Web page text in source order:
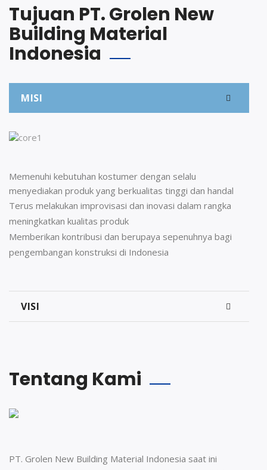
Tujuan PT. Grolen New
Building Material
Indonesia
MISI
Memenuhi kebutuhan kostumer dengan selalu
menyediakan produk yang berkualitas tinggi dan handal
Terus melakukan improvisasi dan inovasi dalam rangka
meningkatkan kualitas produk
Memberikan kontribusi dan berupaya sepenuhnya bagi
pengembangan konstruksi di Indonesia
VISI
Tentang Kami
PT. Grolen New Building Material Indonesia saat ini